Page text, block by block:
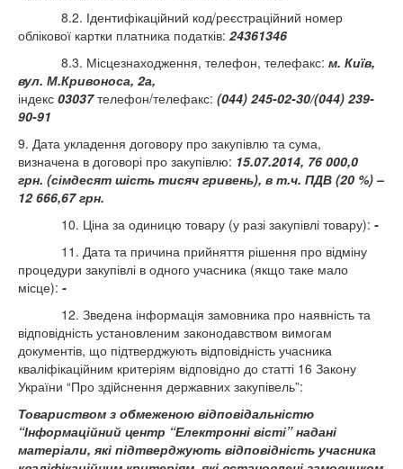
8.2. Ідентифікаційний код/реєстраційний номер
облікової картки платника податків: 24361346
8.3. Місцезнаходження, телефон, телефакс: м. Київ,
вул. М.Кривоноса, 2а,
індекс 03037телефон/телефакс: (044) 245-02-30/(044) 239-
90-91
9. Дата укладення договору про закупівлю та сума,
визначена в договорі про закупівлю: 15.07.2014, 76 000,0
грн. (сімдесят шість тисяч гривень), в т.ч. ПДВ (20 %) –
12 666,67 грн.
10. Ціна за одиницю товару (у разі закупівлі товару): -
11. Дата та причина прийняття рішення про відміну
процедури закупівлі в одного учасника (якщо таке мало
місце): -
12. Зведена інформація замовника про наявність та
відповідність установленим законодавством вимогам
документів, що підтверджують відповідність учасника
кваліфікаційним критеріям відповідно до статті 16 Закону
України “Про здійснення державних закупівель”:
Товариством з обмеженою відповідальністю
“Інформаційний центр “Електронні вісті” надані
матеріали, які підтверджують відповідність учасника